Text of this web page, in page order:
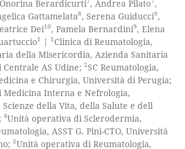
paper
the
Berardicurti , Andrea Pilato ,
Gattamelata8, Serena Guiducci9,
Dei10, Pamela Bernardini9, Elena
1 | 1Clinica di Reumatologia,
della Misericordia, Azienda Sanitaria
AS Udine;2SC Reumatologia,
e Chirurgia, Università di Perugia;
Interna e Nefrologia,
della Vita, della Salute e dell
4Unità operativa di Sclerodermia,
ASST G. Pini-CTO, Università
5Unità operativa di Reumatologia,